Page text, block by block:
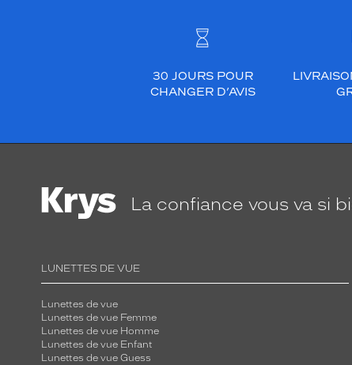
30 JOURS POUR
CHANGER D’AVIS
La confiance vous va si
LUNETTES DE VUE
Lunettes de vue
Lunettes de vue Femme
Lunettes de vue Homme
Lunettes de vue Enfant
Lunettes de vue Guess